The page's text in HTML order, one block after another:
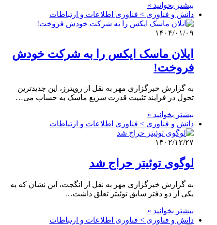
بیشتر بخوانید »
دانش و فناوری > فناوری اطلاعات و ارتباطات
۱۴۰۴/۰۱/۰۹
ایلان ماسک ایکس را به شرکت خودش
فروخت!
به گزارش خبرگزاری مهر به نقل از رویترز، این جدیدترین
تحول در فرایند تثبیت قدرت سریع ماسک به حساب می…
بیشتر بخوانید »
دانش و فناوری > فناوری اطلاعات و ارتباطات
۱۴۰۲/۱۲/۲۷
لوگوی توئیتر حراج شد
به گزارش خبرگزاری مهر به نقل از انگجت، این نشان که به
یکی از دو دفتر سابق توئیتر تعلق داشت…
بیشتر بخوانید »
دانش و فناوری > فناوری اطلاعات و ارتباطات